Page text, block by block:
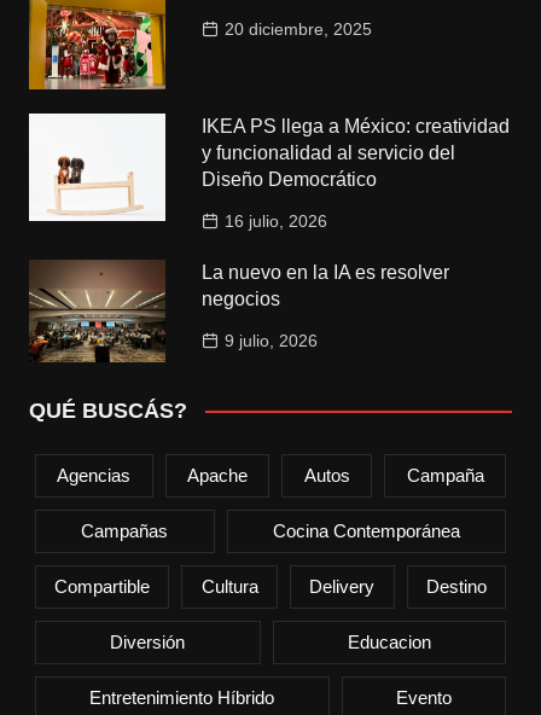
20 diciembre, 2025
IKEA PS llega a México: creatividad
y funcionalidad al servicio del
Diseño Democrático
16 julio, 2026
La nuevo en la IA es resolver
negocios
9 julio, 2026
QUÉ BUSCÁS?
Agencias Apache Autos Campaña
Campañas Cocina Contemporánea
Compartible Cultura Delivery Destino
Diversión Educacion
Entretenimiento Híbrido Evento